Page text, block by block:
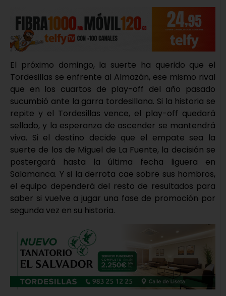
El próximo domingo, la suerte ha querido que el
Tordesillas se enfrente al Almazán, ese mismo rival
que en los cuartos de play-off del año pasado
sucumbió ante la garra tordesillana. Si la historia se
repite y el Tordesillas vence, el play-off quedará
sellado, y la esperanza de ascender se mantendrá
viva. Si el destino decide que el empate sea la
suerte de los de Miguel de La Fuente, la decisión se
postergará hasta la última fecha liguera en
Salamanca. Y si la derrota cae sobre sus hombros,
el equipo dependerá del resto de resultados para
saber si vuelve a jugar una fase de promoción por
segunda vez en su historia.